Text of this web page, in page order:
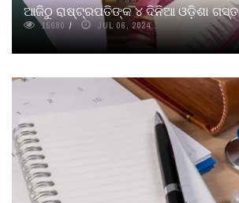
ଆଜିଠୁ ରାଷ୍ଟ୍ରପତିଙ୍କ ୪ ଦିନିଆ ଓଡ଼ିଶା ଗସ୍ତ
15680 JUL 06, 2024